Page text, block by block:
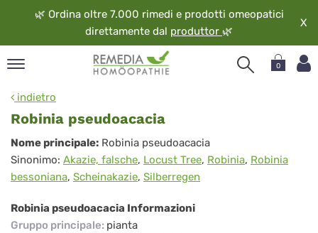
🌿 Ordina oltre 7.000 rimedi e prodotti omeopatici
direttamente dal produttor 🌿
X
0
indietro
Robinia pseudoacacia
Robinia
pseudoacacia
Nome principale: Robinia pseudoacacia
Sinonimo: Akazie, falsche, Locust Tree, Robinia, Robinia
bessoniana, Scheinakazie, Silberregen
Robinia pseudoacacia Informazioni
Gruppo principale: pianta